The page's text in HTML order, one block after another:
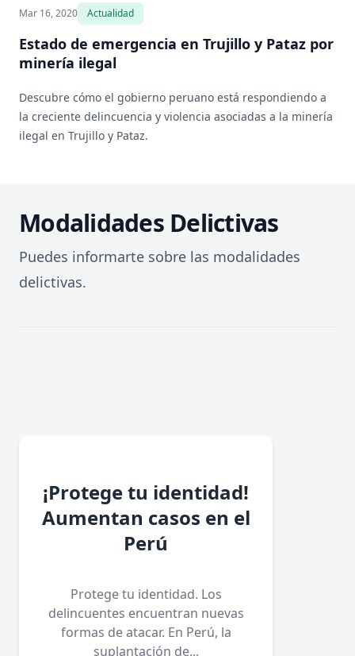
Mar 16, 2020 Actualidad
Estado de emergencia en Trujillo y Pataz por
minería ilegal
Descubre cómo el gobierno peruano está respondiendo a
la creciente delincuencia y violencia asociadas a la minería
ilegal en Trujillo y Pataz.
Modalidades Delictivas
Puedes informarte sobre las modalidades
delictivas.
¡Protege tu identidad!
Aumentan casos en el
Perú
Protege tu identidad. Los
delincuentes encuentran nuevas
formas de atacar. En Perú, la
suplantación de...